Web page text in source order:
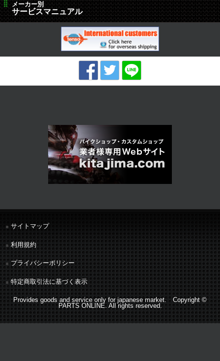
メーカー別
サービスマニュアル
サイトマップ
利用規約
プライバシーポリシー
特定商取引法に基づく表示
Provides goods and service only for japanese market. Copyright ©
PARTS ONLINE. All rights reserved.